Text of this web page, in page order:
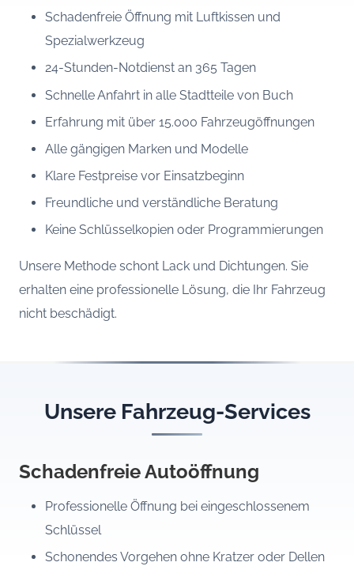
Schadenfreie Öffnung mit Luftkissen und
Spezialwerkzeug
24-Stunden-Notdienst an 365 Tagen
Schnelle Anfahrt in alle Stadtteile von Buch
Erfahrung mit über 15.000 Fahrzeugöffnungen
Alle gängigen Marken und Modelle
Klare Festpreise vor Einsatzbeginn
Freundliche und verständliche Beratung
Keine Schlüsselkopien oder Programmierungen
Unsere Methode schont Lack und Dichtungen. Sie
erhalten eine professionelle Lösung, die Ihr Fahrzeug
nicht beschädigt.
Unsere Fahrzeug-Services
Schadenfreie Autoöffnung
Professionelle Öffnung bei eingeschlossenem
Schlüssel
Schonendes Vorgehen ohne Kratzer oder Dellen